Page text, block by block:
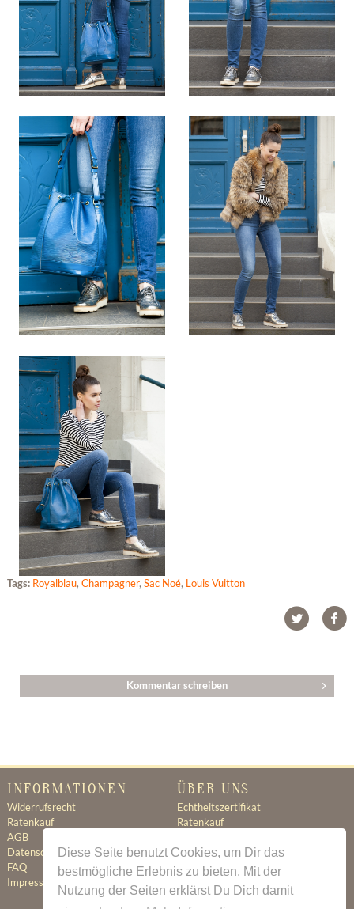
Diese Seite benutzt Cookies, um Dir das
bestmögliche Erlebnis zu bieten. Mit der
Nutzung der Seiten erklärst Du Dich damit
Tags: Royalblau, Champagner, Sac Noé, Louis Vuitton
Kommentar schreiben
INFORMATIONEN
Widerrufsrecht
Ratenkauf
AGB
Datenschutz
FAQ
Impressum
ÜBER UNS
Echtheitszertifikat
Ratenkauf
Kontakt
Jobs